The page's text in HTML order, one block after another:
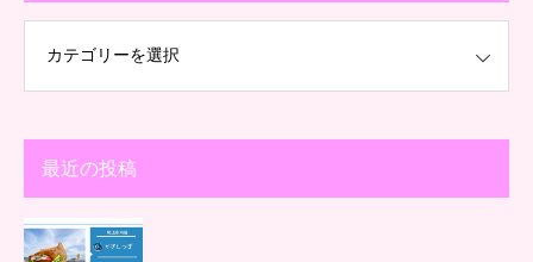
最近の投稿